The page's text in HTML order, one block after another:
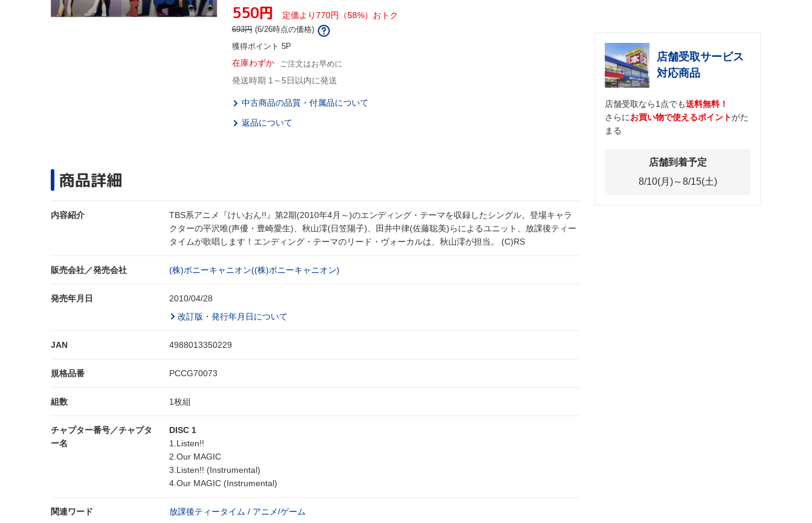
550円 定価より770円（58%）おトク
693円 (6/26時点の価格)
獲得ポイント 5P
在庫わずか ご注文はお早めに
発送時期 1～5日以内に発送
中古商品の品質・付属品について
返品について
商品詳細
内容紹介
TBS系アニメ『けいおん!!』第2期(2010年4月～)のエンディング・テーマを収録したシングル。登場キャラ
クターの平沢唯(声優・豊崎愛生)、秋山澪(日笠陽子)、田井中律(佐藤聡美)らによるユニット、放課後ティー
タイムが歌唱します！エンディング・テーマのリード・ヴォーカルは、秋山澪が担当。 (C)RS
販売会社／発売会社 (株)ポニーキャニオン((株)ポニーキャニオン)
発売年月日
2010/04/28
改訂版・発行年月日について
JAN 4988013350229
規格品番 PCCG70073
組数 1枚組
チャプター番号／チャプタ
ー名
DISC 1
1.Listen!!
2.Our MAGIC
3.Listen!! (Instrumental)
4.Our MAGIC (Instrumental)
関連ワード 放課後ティータイム / アニメ/ゲーム
店舗受取サービス
対応商品
店舗受取なら1点でも送料無料！
さらにお買い物で使えるポイントがた
まる
店舗到着予定
8/10(月)～8/15(土)